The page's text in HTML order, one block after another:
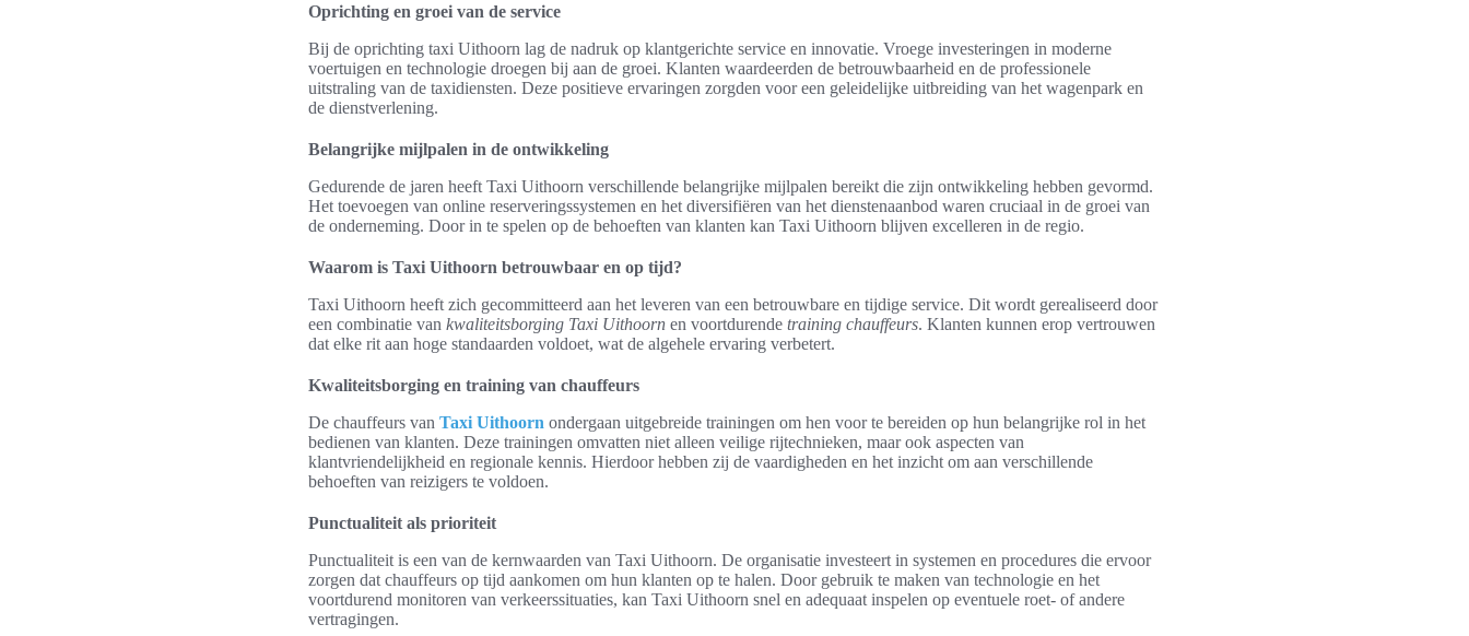
Oprichting en groei van de service
Bij de oprichting taxi Uithoorn lag de nadruk op klantgerichte service en innovatie. Vroege investeringen in moderne
voertuigen en technologie droegen bij aan de groei. Klanten waardeerden de betrouwbaarheid en de professionele
uitstraling van de taxidiensten. Deze positieve ervaringen zorgden voor een geleidelijke uitbreiding van het wagenpark en
de dienstverlening.
Belangrijke mijlpalen in de ontwikkeling
Gedurende de jaren heeft Taxi Uithoorn verschillende belangrijke mijlpalen bereikt die zijn ontwikkeling hebben gevormd.
Het toevoegen van online reserveringssystemen en het diversifiëren van het dienstenaanbod waren cruciaal in de groei van
de onderneming. Door in te spelen op de behoeften van klanten kan Taxi Uithoorn blijven excelleren in de regio.
Waarom is Taxi Uithoorn betrouwbaar en op tijd?
Taxi Uithoorn heeft zich gecommitteerd aan het leveren van een betrouwbare en tijdige service. Dit wordt gerealiseerd door
een combinatie van kwaliteitsborging Taxi Uithoorn en voortdurende training chauffeurs. Klanten kunnen erop vertrouwen
dat elke rit aan hoge standaarden voldoet, wat de algehele ervaring verbetert.
Kwaliteitsborging en training van chauffeurs
De chauffeurs van Taxi Uithoorn ondergaan uitgebreide trainingen om hen voor te bereiden op hun belangrijke rol in het
bedienen van klanten. Deze trainingen omvatten niet alleen veilige rijtechnieken, maar ook aspecten van
klantvriendelijkheid en regionale kennis. Hierdoor hebben zij de vaardigheden en het inzicht om aan verschillende
behoeften van reizigers te voldoen.
Punctualiteit als prioriteit
Punctualiteit is een van de kernwaarden van Taxi Uithoorn. De organisatie investeert in systemen en procedures die ervoor
zorgen dat chauffeurs op tijd aankomen om hun klanten op te halen. Door gebruik te maken van technologie en het
voortdurend monitoren van verkeerssituaties, kan Taxi Uithoorn snel en adequaat inspelen op eventuele roet- of andere
vertragingen.